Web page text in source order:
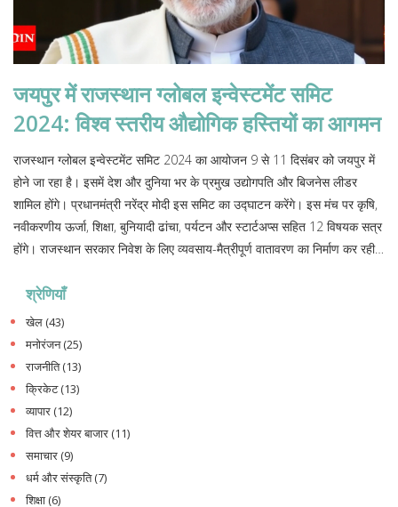
जयपुर में राजस्थान ग्लोबल इन्वेस्टमेंट समिट
2024: विश्व स्तरीय औद्योगिक हस्तियों का आगमन
राजस्थान ग्लोबल इन्वेस्टमेंट समिट 2024 का आयोजन 9 से 11 दिसंबर को जयपुर में
होने जा रहा है। इसमें देश और दुनिया भर के प्रमुख उद्योगपति और बिजनेस लीडर
शामिल होंगे। प्रधानमंत्री नरेंद्र मोदी इस समिट का उद्घाटन करेंगे। इस मंच पर कृषि,
नवीकरणीय ऊर्जा, शिक्षा, बुनियादी ढांचा, पर्यटन और स्टार्टअप्स सहित 12 विषयक सत्र
होंगे। राजस्थान सरकार निवेश के लिए व्यवसाय-मैत्रीपूर्ण वातावरण का निर्माण कर रही
श्रेणियाँ
खेल (43)
मनोरंजन(25)
राजनीति(13)
क्रिकेट(13)
व्यापार (12)
वित्त और शेयर बाजार (11)
समाचार (9)
धर्म और संस्कृति(7)
शिक्षा (6)